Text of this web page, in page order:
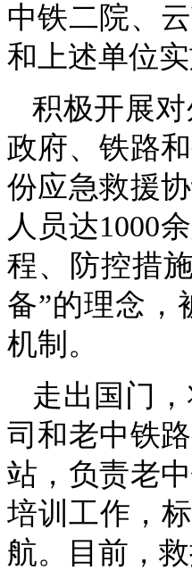
中铁二院、
和上述单位
积极开展
政府、铁路
份应急救援
人员达1000
程、防控措
备”的理念，
机制。
走出国门
司和老中铁
站，负责老
培训工作，
航。目前，